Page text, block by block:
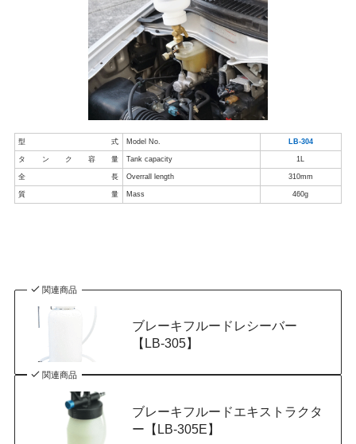
型式 Model No. LB-304
タンク容量 Tank capacity 1L
全長 Overrall length 310mm
質量 Mass 460g
関連商品
ブレーキフルードレシーバー
【LB-305】
関連商品
ブレーキフルードエキストラクタ
ー【LB-305E】